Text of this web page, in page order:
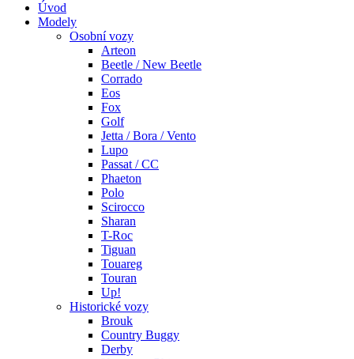
Úvod
Modely
Osobní vozy
Arteon
Beetle / New Beetle
Corrado
Eos
Fox
Golf
Jetta / Bora / Vento
Lupo
Passat / CC
Phaeton
Polo
Scirocco
Sharan
T-Roc
Tiguan
Touareg
Touran
Up!
Historické vozy
Brouk
Country Buggy
Derby